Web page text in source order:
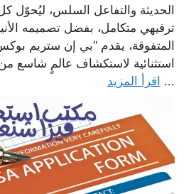
الحديثة والتفاعل السلس، ليُحوّل
ترفيهي متكامل، بفضل تصميمه
المتفوقة، يقدم “بي إن ستريم
استثنائية لاستكشاف عالمٍ شاسع من
... اقرأ المزيد